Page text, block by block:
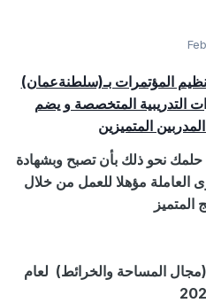
المؤتمرات بـ(سلطنةعمان)
التدريبية المتخصصة و يضم
المتميزين
نحو ذلك بأن تصبح وبشهادة
مؤهلا للعمل من خلال
المتميز
المساحة والخرائط) لعام